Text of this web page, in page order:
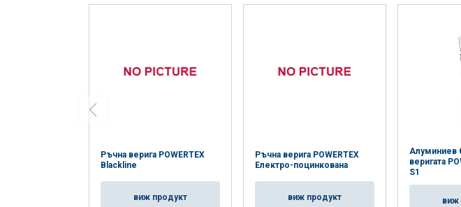
Ръчна верига POWERTEX
Blackline
виж продукт
Ръчна верига POWERTEX
Електро-поцинкована
виж продукт
Алуминиев
веригата
S1
виж